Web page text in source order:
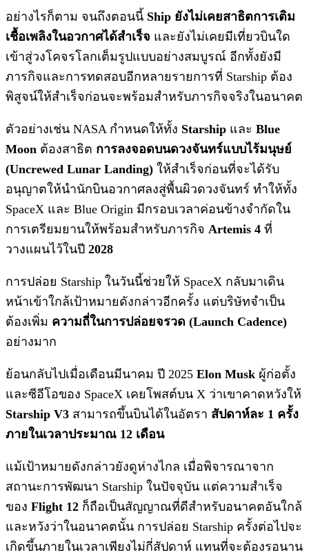
อย่างไรก็ตาม จนถึงตอนนี้ Ship ยังไม่เคยสาธิตการเติม
เชื้อเพลิงในอวกาศได้สำเร็จ และยังไม่เคยมีเที่ยวบินใด
เข้าสู่วงโคจรโลกเต็มรูปแบบอย่างสมบูรณ์ อีกทั้งยังมี
ภารกิจและการทดสอบอีกหลายรายการที่ Starship ต้อง
พิสูจน์ให้สำเร็จก่อนจะพร้อมสำหรับภารกิจจริงในอนาคต
ตัวอย่างเช่น NASA กำหนดให้ทั้ง Starship และ Blue
Moon ต้องสาธิต การลงจอดบนดวงจันทร์แบบไร้มนุษย์
(Uncrewed Lunar Landing) ให้สำเร็จก่อนที่จะได้รับ
อนุญาตให้นำนักบินอวกาศลงสู่พื้นผิวดวงจันทร์ ทำให้ทั้ง
SpaceX และ Blue Origin มีกรอบเวลาค่อนข้างจำกัดใน
การเตรียมยานให้พร้อมสำหรับภารกิจ Artemis 4 ที่
วางแผนไว้ในปี 2028
การปล่อย Starship ในวันนี้ช่วยให้ SpaceX กลับมาเดิน
หน้าเข้าใกล้เป้าหมายดังกล่าวอีกครั้ง แต่บริษัทจำเป็น
ต้องเพิ่ม ความถี่ในการปล่อยจรวด (Launch Cadence)
อย่างมาก
ย้อนกลับไปเมื่อเดือนมีนาคม ปี 2025 Elon Musk ผู้ก่อตั้ง
และซีอีโอของ SpaceX เคยโพสต์บน X ว่าเขาคาดหวังให้
Starship V3 สามารถขึ้นบินได้ในอัตรา สัปดาห์ละ 1 ครั้ง
ภายในเวลาประมาณ 12 เดือน
แม้เป้าหมายดังกล่าวยังดูห่างไกล เมื่อพิจารณาจาก
สถานะการพัฒนา Starship ในปัจจุบัน แต่ความสำเร็จ
ของ Flight 12 ก็ถือเป็นสัญญาณที่ดีสำหรับอนาคตอันใกล้
และหวังว่าในอนาคตนั้น การปล่อย Starship ครั้งต่อไปจะ
เกิดขึ้นภายในเวลาเพียงไม่กี่สัปดาห์ แทนที่จะต้องรอนาน